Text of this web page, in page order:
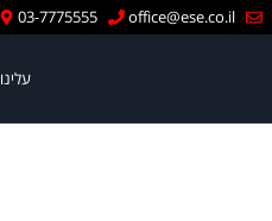
לתוכןoffice@ese.co.il
03-7775555
עלינו